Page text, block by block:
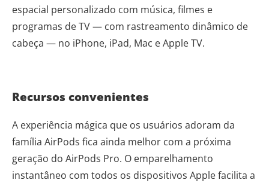
espacial personalizado com música, filmes e
programas de TV — com rastreamento dinâmico de
cabeça — no iPhone, iPad, Mac e Apple TV.
Recursos convenientes
A experiência mágica que os usuários adoram da
família AirPods fica ainda melhor com a próxima
geração do AirPods Pro. O emparelhamento
instantâneo com todos os dispositivos Apple facilita a